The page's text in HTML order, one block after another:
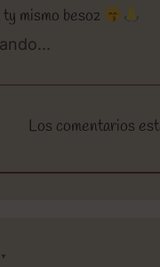
mismo besoz
Los comentarios
▼